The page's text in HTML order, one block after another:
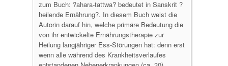
zum Buch: ?ahara-tattwa? bedeutet in Sanskrit ?
heilende Ernährung?. In diesem Buch weist die
Autorin darauf hin, welche primäre Bedeutung die
von ihr entwickelte Ernährungstherapie zur
Heilung langjähriger Ess-Störungen hat: denn erst
wenn alle während des Krankheitsverlaufes